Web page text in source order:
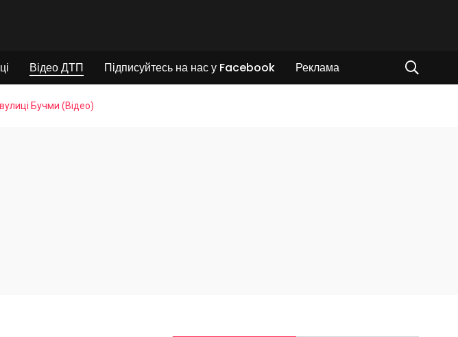
Відео ДТП Підписуйтесь на нас у Facebook Реклама
Бучми (Відео)